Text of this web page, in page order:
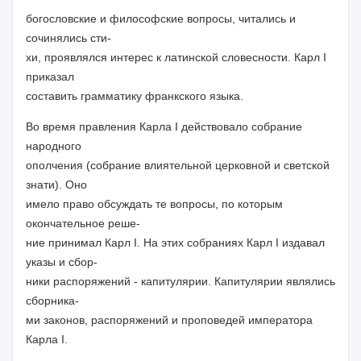
богословские и философские вопросы, читались и
сочинялись сти-
хи, проявлялся интерес к латинской словесности. Карл I
приказал
составить грамматику франкского языка.
Во время правления Карла I действовало собрание
народного
ополчения (собрание влиятельной церковной и светской
знати). Оно
имело право обсуждать те вопросы, по которым
окончательное реше-
ние принимал Карл I. На этих собраниях Карл I издавал
указы и сбор-
ники распоряжений - капитулярии. Капитулярии являлись
сборника-
ми законов, распоряжений и проповедей императора
Карла I.